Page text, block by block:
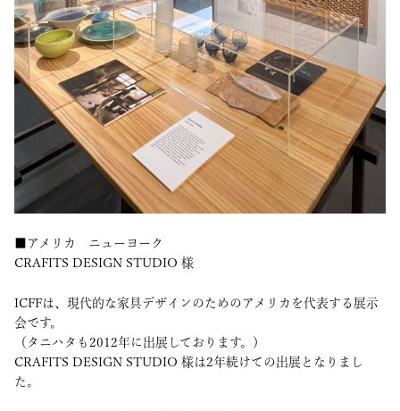
■アメリカ ニューヨーク
CRAFITS DESIGN STUDIO 様
ICFFは、現代的な家具デザインのためのアメリカを代表する展示
会です。
（タニハタも2012年に出展しております。）
CRAFITS DESIGN STUDIO 様は2年続けての出展となりまし
た。